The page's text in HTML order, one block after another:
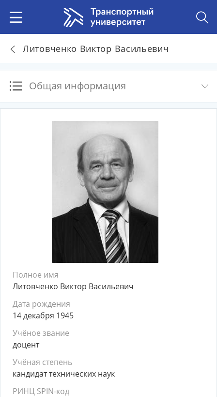
Литовченко Виктор Васильевич
Общая информация
Полное имя
Литовченко Виктор Васильевич
Дата рождения
14 декабря 1945
Учёное звание
доцент
Учёная степень
кандидат технических наук
РИНЦ SPIN-код